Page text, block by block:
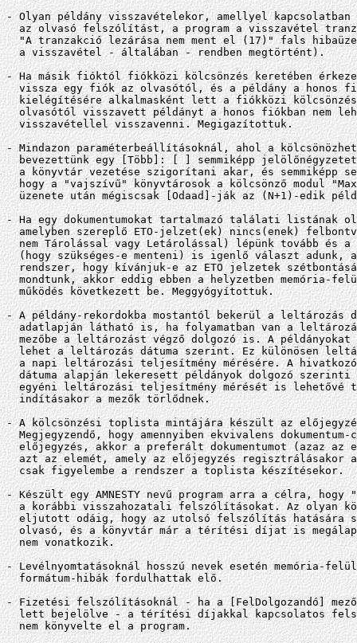
- Olyan példány visszavételekor, amellyel kapcsolatban
az olvasó felszólítást, a program a visszavétel
"A tranzakció lezárása nem ment el (17)" fals
  a visszavétel - általában - rendben megtörtént).
- Ha másik fióktól fiókközi kölcsönzés keretében
vissza egy fiók az olvasótól, és a példány a honos
kielégítésére alkalmasként lett a fiókközi
olvasótól visszavett példányt a honos fiókban nem
  visszavétellel visszavenni. Megigazítottuk.
- Mindazon paraméterbeállításoknál, ahol a
bevezettünk egy [Több]: [ ] semmiképp
a könyvtár vezetése szigorítani akar, és semmiképp
hogy a "vajszívű" könyvtárosok a kölcsönző modul
üzenete után mégiscsak [Odaad]-ják az (N+1)-edik
- Ha egy dokumentumokat tartalmazó találati listának
amelyben szereplő ETO-jelzet(ek) nincs(enek)
nem Tárolással vagy Letárolással) lépünk tovább és a
(hogy szükséges-e menteni) is igenlő választ adunk,
rendszer, hogy kívánjuk-e az ETO jelzetek
mondtunk, akkor eddig ebben a helyzetben memória-
  működés következett be. Meggyógyítottuk.
- A példány-rekordokba mostantól bekerül a leltározás
adatlapján látható is, ha folyamatban van a
mezőbe a leltározást végző dolgozó is. A példányokat
lehet a leltározás dátuma szerint. Ez különösen
a napi leltározási teljesítmény mérésére. A
dátuma alapján lekeresett példányok dolgozó szerinti
egyéni leltározási teljesítmény mérését is lehetővé
  indításakor a mezők törlődnek.
- A kölcsönzési toplista mintájára készült az
Megjegyzendő, hogy amennyiben ekvivalens dokumentum-
előjegyzés, akkor a preferált dokumentumot (azaz az
azt az elemét, amely az előjegyzés regisztrálásakor
  csak figyelembe a rendszer a toplista készítésekor.
- Készült egy AMNESTY nevű program arra a célra,
a korábbi visszahozatali felszólításokat. Az olyan
eljutott odáig, hogy az utolsó felszólítás hatására
olvasó, és a könyvtár már a térítési díjat is
  nem vonatkozik.
- Levélnyomtatásoknál hosszú nevek esetén memória-
  formátum-hibák fordulhattak elő.
- Fizetési felszólításoknál - ha a [FelDolgozandó]
lett bejelölve - a térítési díjakkal kapcsolatos
  nem könyvelte el a program.